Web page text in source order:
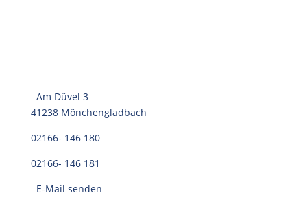
Am Düvel 3
41238 Mönchengladbach
02166- 146 180
02166- 146 181
E-Mail senden